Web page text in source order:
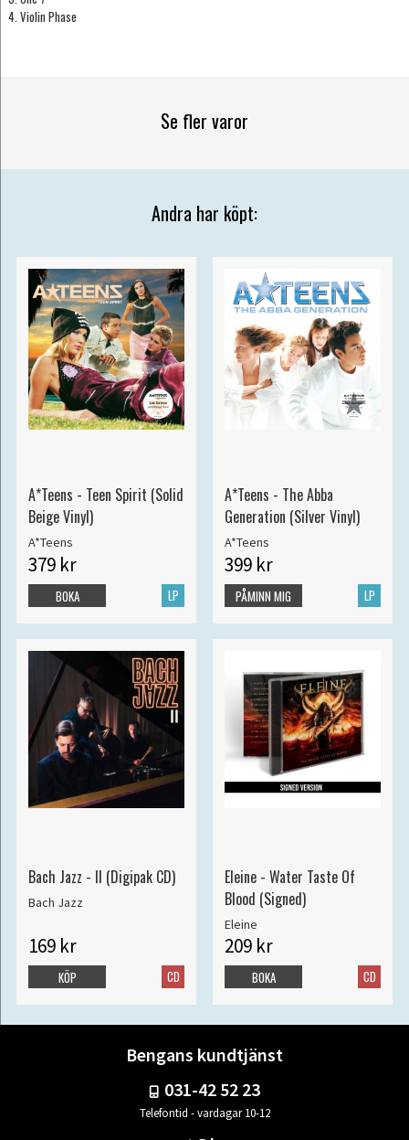
4. Violin Phase
Se fler varor
Andra har köpt:
A*Teens - Teen Spirit (Solid
Beige Vinyl)
A*Teens
379 kr
LP
BOKA
A*Teens - The Abba
Generation (Silver Vinyl)
A*Teens
399 kr
LP
PÅMINN MIG
Bach Jazz - II (Digipak CD)
Bach Jazz
169 kr
CD
KÖP
Eleine - Water Taste Of
Blood (Signed)
Eleine
209 kr
CD
BOKA
Bengans kundtjänst
031-42 52 23
Telefontid - vardagar 10-12